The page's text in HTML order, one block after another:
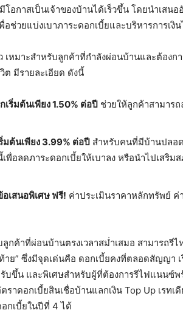
กาสเป็นเจ้าของบ้านได้เร็วขึ้น โดยนำเสน
ช่วยแบ่งเบาภาระดอกเบี้ยและบริหารการเ
หมาะสำหรับลูกค้าที่กำลังผ่อนบ้านและต้องก
ต มีรายละเอียด ดังนี้
ริ่มต้นเพียง1.50% ต่อปี ช่วยให้ลูกค้าสามาร
มต้นเพียง 3.99% ต่อปี สำหรับคนที่มีบ้านปลอ
พื่อลดภาระดอกเบี้ยให้เบาลง หรือนำไปเสริม
เสนอพิเศษ ฟรี! ค่าประเมินราคาหลักทรัพย์
ค้าที่ผ่อนบ้านตรงเวลาสม่ำเสมอ สามารถรีไ
ย” ซึ่งมีจุดเด่นคือ ดอกเบี้ยคงที่ตลอดสัญญา เ
บขึ้น และพิเศษสำหรับผู้ที่ต้องการรีไฟแนนซ์พ
ราดอกเบี้ยสินเชื่อบ้านแลกเงิน Top Up เรท
กเบี้ยในปีที่ 4 ได้